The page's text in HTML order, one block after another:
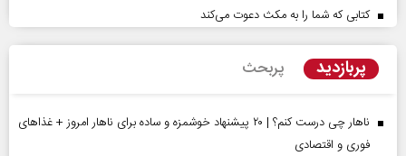
کتابی که شما را به مکث دعوت می‌کند
پربازدید پربحث
ناهار چی درست کنم؟ | ۲۰ پیشنهاد خوشمزه و ساده برای ناهار امروز + غذاهای
فوری و اقتصادی